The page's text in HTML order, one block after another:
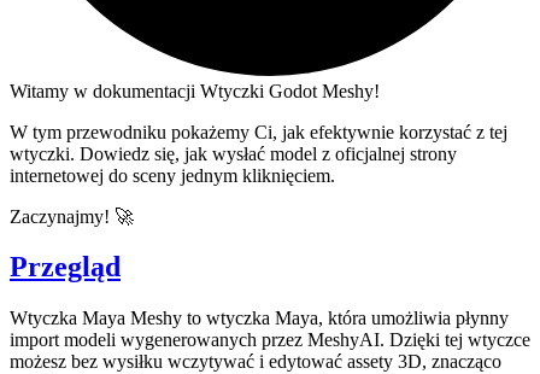
Witamy w dokumentacji Wtyczki Godot Meshy!
W tym przewodniku pokażemy Ci, jak efektywnie korzystać z tej
wtyczki. Dowiedz się, jak wysłać model z oficjalnej strony
internetowej do sceny jednym kliknięciem.
Zaczynajmy! 🚀
Przegląd
Wtyczka Maya Meshy to wtyczka Maya, która umożliwia płynny
import modeli wygenerowanych przez MeshyAI. Dzięki tej wtyczce
możesz bez wysiłku wczytywać i edytować assety 3D, znacząco